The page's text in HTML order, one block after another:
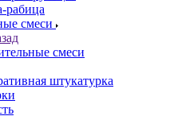
рабица
смеси
смеси
штукатурка